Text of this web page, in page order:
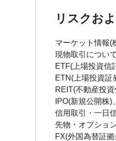
リスクお
マーケット情報(
現物取引について
ETF(上場投資信
ETN(上場投資証
REIT(不動産投
IPO(新規公開株
信用取引・一日
先物・オプショ
FX(外国為替証